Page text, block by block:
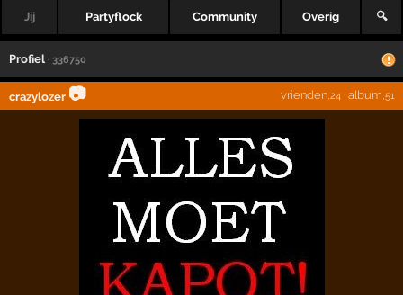
Jij Partyflock Community Overig 🔍
Profiel · 336750
crazylozer 📷 vrienden,24· album ,51